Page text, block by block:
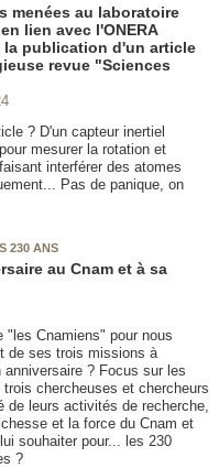
menées au laboratoire
lien avec l'ONERA
la publication d'un article
revue "Sciences
? D'un capteur inertiel
mesurer la rotation et
interférer des atomes
Pas de panique, on
230 ANS
au Cnam et à sa
"les Cnamiens" pour nous
de ses trois missions à
? Focus sur les
chercheuses et chercheurs
de leurs activités de recherche,
et la force du Cnam et
souhaiter pour... les 230
?